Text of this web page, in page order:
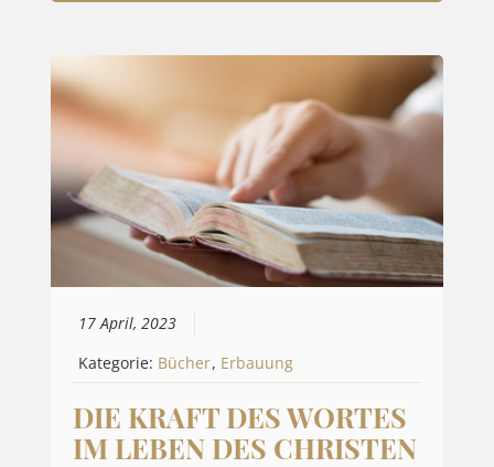
17 April, 2023
Kategorie: Bücher, Erbauung
DIE KRAFT DES WORTES
IM LEBEN DES CHRISTEN